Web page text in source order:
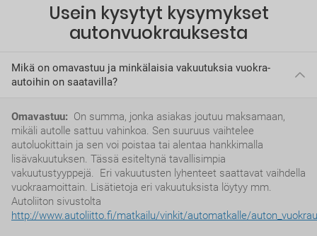
Usein kysytyt kysymykset
autonvuokrauksesta
Mikä on omavastuu ja minkälaisia vakuutuksia vuokra-
autoihin on saatavilla?
Omavastuu: On summa, jonka asiakas joutuu maksamaan,
mikäli autolle sattuu vahinkoa. Sen suuruus vaihtelee
autoluokittain ja sen voi poistaa tai alentaa hankkimalla
lisävakuutuksen. Tässä esiteltynä tavallisimpia
vakuutustyyppejä. Eri vakuutusten lyhenteet saattavat vaihdella
vuokraamoittain. Lisätietoja eri vakuutuksista löytyy mm.
Autoliiton sivustolta
http://www.autoliitto.fi/matkailu/vinkit/automatkalle/